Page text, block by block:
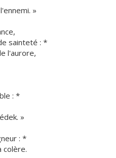
»
sainteté : *
l'aurore,
: *
»
: *
colère.